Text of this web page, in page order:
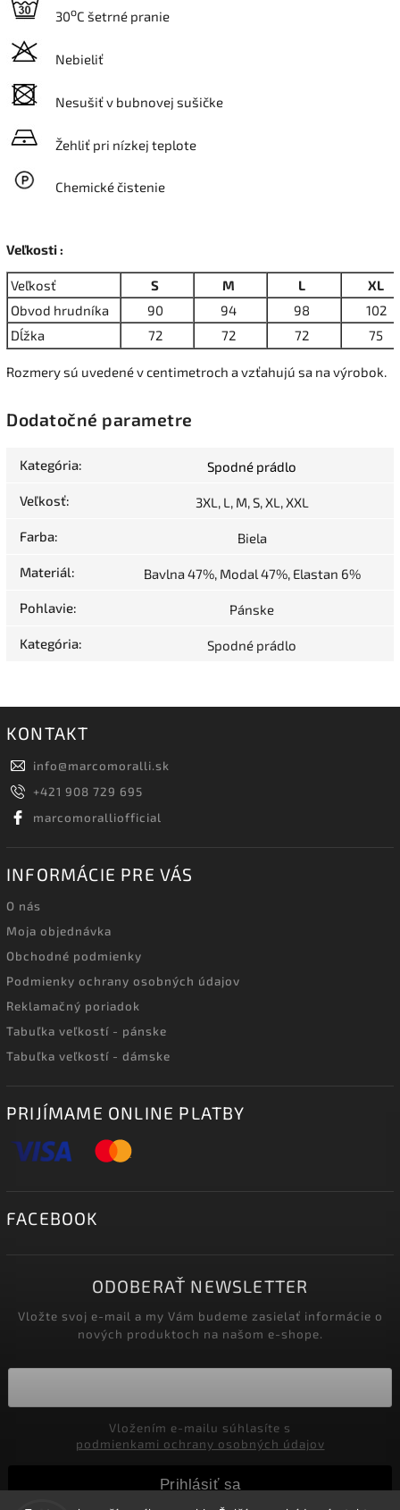
30oC šetrné pranie
Nebieliť
Nesušiť v bubnovej sušičke
Žehliť pri nízkej teplote
Chemické čistenie
Veľkosti :
Veľkosť S M L
XL
Obvod hrudníka
90 94 98
102
Dĺžka
72 72 72 75
Rozmery sú uvedené v centimetroch a vzťahujú sa na výrobok.
Dodatočné parametre
Kategória: Spodné prádlo
Veľkosť: 3XL, L, M, S, XL, XXL
Farba: Biela
Materiál: Bavlna 47%, Modal 47%, Elastan 6%
Pohlavie: Pánske
Kategória: Spodné prádlo
KONTAKT
info@marcomoralli.sk
+421 908 729 695
marcomoralliofficial
INFORMÁCIE PRE VÁS
O nás
Moja objednávka
Obchodné podmienky
Podmienky ochrany osobných údajov
Reklamačný poriadok
Tabuľka veľkostí - pánske
Tabuľka veľkostí - dámske
PRIJÍMAME ONLINE PLATBY
FACEBOOK
ODOBERAŤ NEWSLETTER
Vložte svoj e-mail a my Vám budeme zasielať informácie o
nových produktoch na našom e-shope.
podmienkami ochrany osobných údajov
Prihlásiť sa